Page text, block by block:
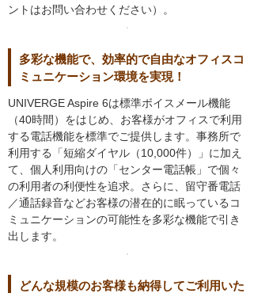
ントはお問い合わせください）。
多彩な機能で、効率的で自由なオフィスコ
ミュニケーション環境を実現！
UNIVERGE Aspire 6は標準ボイスメール機能
（40時間）をはじめ、お客様がオフィスで利用
する電話機能を標準でご提供します。事務所で
利用する「短縮ダイヤル（10,000件）」に加え
て、個人利用向けの「センター電話帳」で個々
の利用者の利便性を追求。さらに、留守番電話
／通話録音などお客様の潜在的に眠っているコ
ミュニケーションの可能性を多彩な機能で引き
出します。
どんな規模のお客様も納得してご利用いた